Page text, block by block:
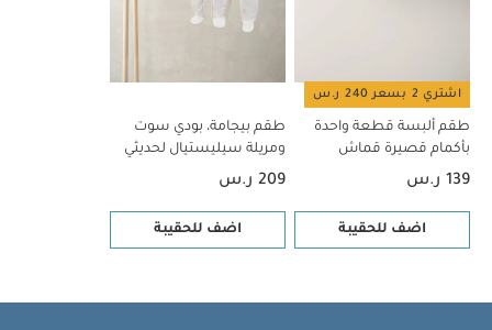
اشتري 2 بسعر 240 ر.س
طقم ألبسة قطعة واحدة
بأكمام قصيرة قماش
عضوي بلون أبيض - 5 قطع
139 ر.س
اضف للحقيبة
طقم بيجامة، بودي سوت
ومريلة سيليستيال لحديثي
الولادة، 5 قطع
209 ر.س
اضف للحقيبة